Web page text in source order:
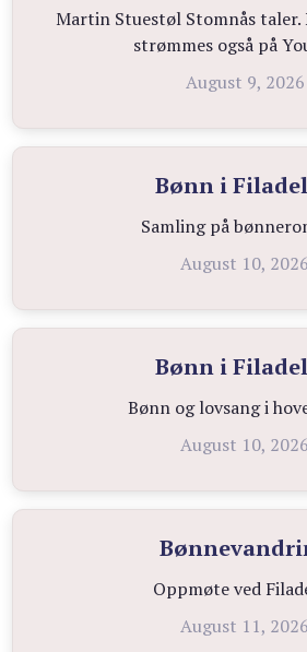
Martin Stuestøl Stomnås
strømmes også på
August 9, 2026
Bønn i
Samling på
August 10, 2026
Bønn i
Bønn og lovsang i
August 10, 2026
Oppmøte ved
August 11, 2026